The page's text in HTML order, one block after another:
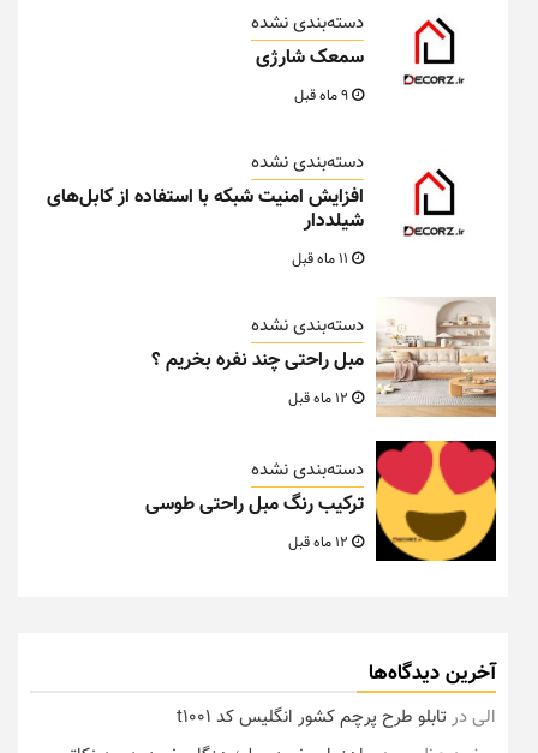
دسته‌بندی نشده
سمعک شارژی
دسته‌بندی نشده
افزایش امنیت شبکه با استفاده از کابل‌های
شیلددار
دسته‌بندی نشده
مبل راحتی چند نفره بخریم ؟
دسته‌بندی نشده
ترکیب رنگ مبل راحتی طوسی
آخرین دیدگاه‌ها
الیدرتابلو طرح پرچم کشور انگلیس کد t1001